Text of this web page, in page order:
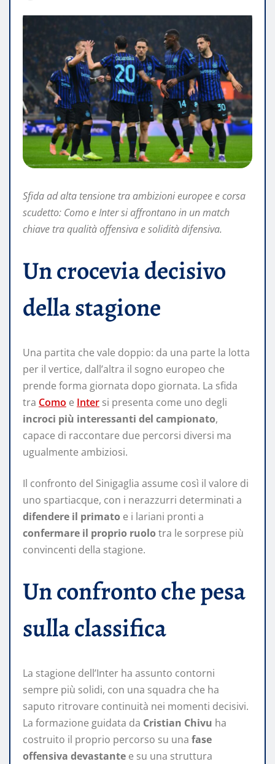
Sfida ad alta tensione tra ambizioni europee e corsa
scudetto: Como e Inter si affrontano in un match
chiave tra qualità offensiva e solidità difensiva.
Un crocevia decisivo
della stagione
Una partita che vale doppio: da una parte la lotta
per il vertice, dall’altra il sogno europeo che
prende forma giornata dopo giornata. La sfida
tra Como e Inter si presenta come uno degli
incroci più interessanti del campionato,
capace di raccontare due percorsi diversi ma
ugualmente ambiziosi.
Il confronto del Sinigaglia assume così il valore di
uno spartiacque, con i nerazzurri determinati a
difendere il primato e i lariani pronti a
confermare il proprio ruolo tra le sorprese più
convincenti della stagione.
Un confronto che pesa
sulla classifica
La stagione dell’Inter ha assunto contorni
sempre più solidi, con una squadra che ha
saputo ritrovare continuità nei momenti decisivi.
La formazione guidata da Cristian Chivu ha
costruito il proprio percorso su una fase
offensiva devastante e su una struttura